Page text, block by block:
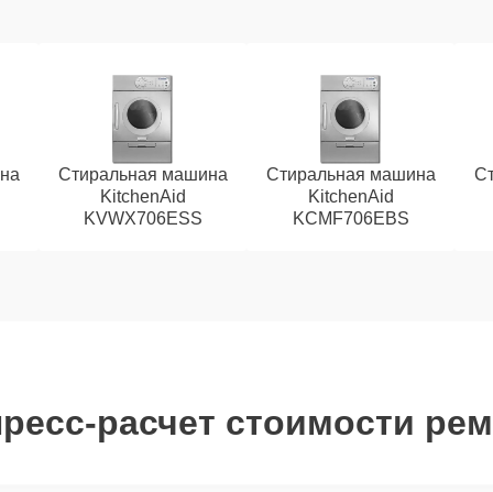
Стиральная машина
KitchenAid
KVWX706ESS
Стиральная машина
KitchenAid
KCMF706EBS
расчет стоимости